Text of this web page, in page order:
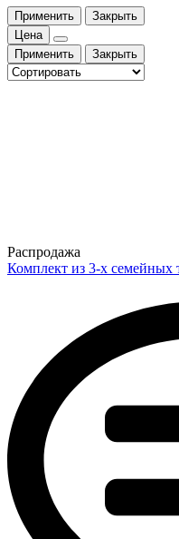
Применить
Закрыть
Цена
Применить
Закрыть
Распродажа
Комплект из 3-х семейных